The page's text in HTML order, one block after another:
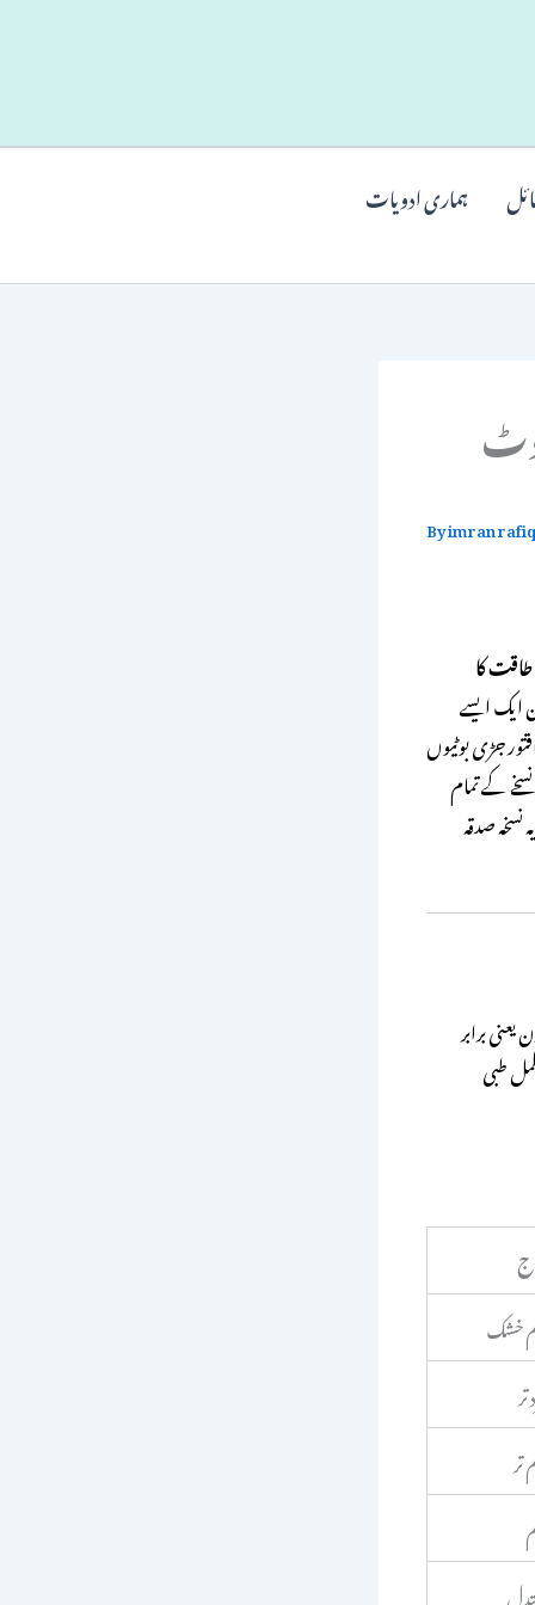
ہماری ادویات
Byimran
کا
ایک ایسے
جڑی بوٹیوں
کے تمام
نسخہ صدقہ
برابر
طبی
خشک